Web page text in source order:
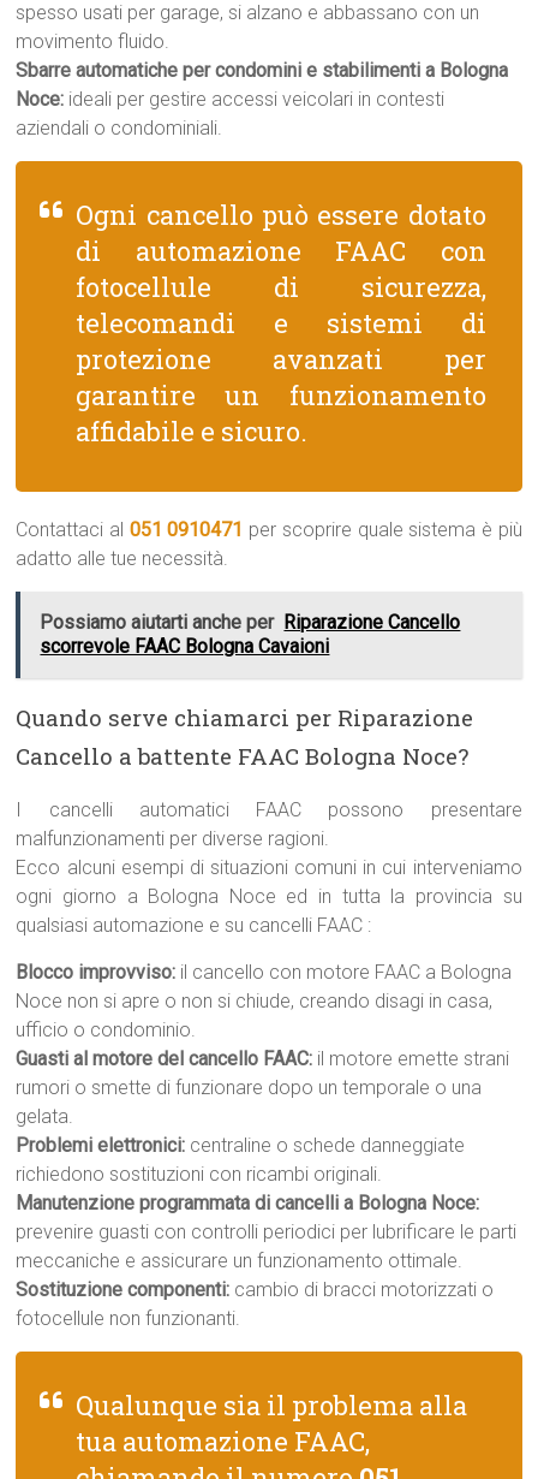
spesso usati per garage, si alzano e abbassano con un
movimento fluido.
Sbarre automatiche per condomini e stabilimenti a Bologna
Noce: ideali per gestire accessi veicolari in contesti
aziendali o condominiali.
Ogni cancello può essere dotato
di automazione FAAC con
fotocellule di sicurezza,
telecomandi e sistemi di
protezione avanzati per
garantire un funzionamento
affidabile e sicuro.
Contattaci al 051 0910471 per scoprire quale sistema è più
adatto alle tue necessità.
Possiamo aiutarti anche per Riparazione Cancello
scorrevole FAAC Bologna Cavaioni
Quando serve chiamarci per Riparazione
Cancello a battente FAAC Bologna Noce?
I cancelli automatici FAAC possono presentare
malfunzionamenti per diverse ragioni.
Ecco alcuni esempi di situazioni comuni in cui interveniamo
ogni giorno a Bologna Noce ed in tutta la provincia su
qualsiasi automazione e su cancelli FAAC :
Blocco improvviso: il cancello con motore FAAC a Bologna
Noce non si apre o non si chiude, creando disagi in casa,
ufficio o condominio.
Guasti al motore del cancello FAAC: il motore emette strani
rumori o smette di funzionare dopo un temporale o una
gelata.
Problemi elettronici: centraline o schede danneggiate
richiedono sostituzioni con ricambi originali.
Manutenzione programmata di cancelli a Bologna Noce:
prevenire guasti con controlli periodici per lubrificare le parti
meccaniche e assicurare un funzionamento ottimale.
Sostituzione componenti: cambio di bracci motorizzati o
fotocellule non funzionanti.
Qualunque sia il problema alla
tua automazione FAAC,